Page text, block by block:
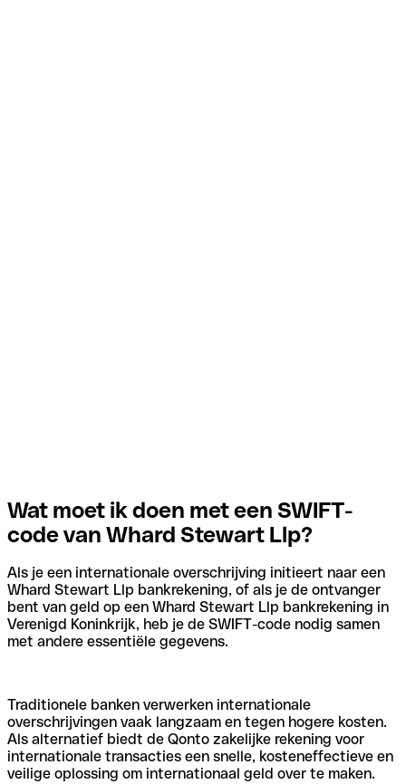
Wat moet ik doen met een SWIFT-
code van Whard Stewart Llp?
Als je een internationale overschrijving initieert naar een
Whard Stewart Llp bankrekening, of als je de ontvanger
bent van geld op een Whard Stewart Llp bankrekening in
Verenigd Koninkrijk, heb je de SWIFT-code nodig samen
met andere essentiële gegevens.
Traditionele banken verwerken internationale
overschrijvingen vaak langzaam en tegen hogere kosten.
Als alternatief biedt de Qonto zakelijke rekening voor
internationale transacties een snelle, kosteneffectieve en
veilige oplossing om internationaal geld over te maken.